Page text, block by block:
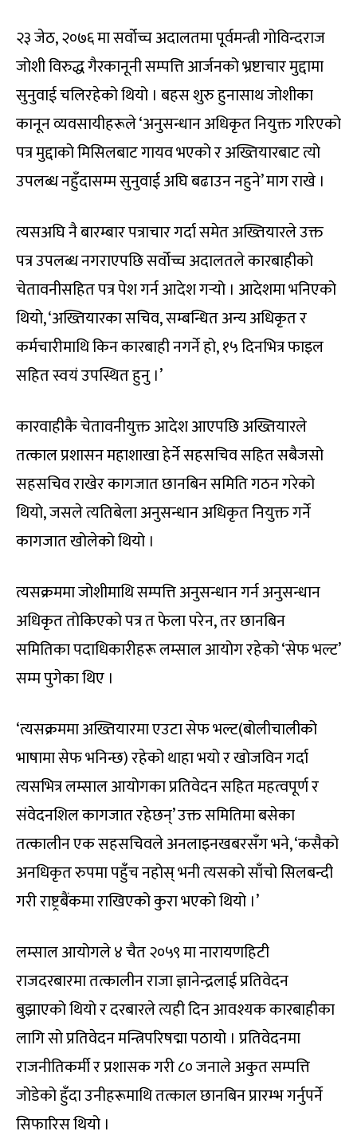
२३ जेठ, २०७६ मा सर्वोच्च अदालतमा पूर्वमन्त्री गोविन्दराज
जोशी विरुद्ध गैरकानूनी सम्पत्ति आर्जनको भ्रष्टाचार मुद्दामा
सुनुवाई चलिरहेको थियो । बहस शुरु हुनासाथ जोशीका
कानून व्यवसायीहरूले ‘अनुसन्धान अधिकृत नियुक्त गरिएको
पत्र मुद्दाको मिसिलबाट गायव भएको र अख्तियारबाट त्यो
उपलब्ध नहुँदासम्म सुनुवाई अघि बढाउन नहुने’ माग राखे ।
त्यसअघि नै बारम्बार पत्राचार गर्दा समेत अख्तियारले उक्त
पत्र उपलब्ध नगराएपछि सर्वोच्च अदालतले कारबाहीको
चेतावनीसहित पत्र पेश गर्न आदेश गर्‍यो । आदेशमा भनिएको
थियो, ‘अख्तियारका सचिव, सम्बन्धित अन्य अधिकृत र
कर्मचारीमाथि किन कारबाही नगर्ने हो, १५ दिनभित्र फाइल
सहित स्वयं उपस्थित हुनु ।’
कारवाहीकै चेतावनीयुक्त आदेश आएपछि अख्तियारले
तत्काल प्रशासन महाशाखा हेर्ने सहसचिव सहित सबैजसो
सहसचिव राखेर कागजात छानबिन समिति गठन गरेको
थियो, जसले त्यतिबेला अनुसन्धान अधिकृत नियुक्त गर्ने
कागजात खोलेको थियो ।
त्यसक्रममा जोशीमाथि सम्पत्ति अनुसन्धान गर्न अनुसन्धान
अधिकृत तोकिएको पत्र त फेला परेन, तर छानबिन
समितिका पदाधिकारीहरू लम्साल आयोग रहेको ‘सेफ भल्ट’
सम्म पुगेका थिए ।
‘त्यसक्रममा अख्तियारमा एउटा सेफ भल्ट(बोलीचालीको
भाषामा सेफ भनिन्छ) रहेको थाहा भयो र खोजविन गर्दा
त्यसभित्र लम्साल आयोगका प्रतिवेदन सहित महत्वपूर्ण र
संवेदनशिल कागजात रहेछन्’ उक्त समितिमा बसेका
तत्कालीन एक सहसचिवले अनलाइनखबरसँग भने, ‘कसैको
अनधिकृत रुपमा पहुँच नहोस् भनी त्यसको साँचो सिलबन्दी
गरी राष्ट्रबैंकमा राखिएको कुरा भएको थियो ।’
लम्साल आयोगले ४ चैत २०५९ मा नारायणहिटी
राजदरबारमा तत्कालीन राजा ज्ञानेन्द्रलाई प्रतिवेदन
बुझाएको थियो र दरबारले त्यही दिन आवश्यक कारबाहीका
लागि सो प्रतिवेदन मन्त्रिपरिषद्मा पठायो । प्रतिवेदनमा
राजनीतिकर्मी र प्रशासक गरी ८० जनाले अकुत सम्पत्ति
जोडेको हुँदा उनीहरूमाथि तत्काल छानबिन प्रारम्भ गर्नुपर्ने
सिफारिस थियो ।